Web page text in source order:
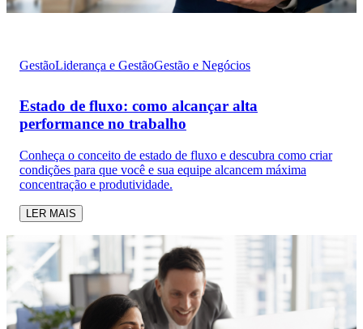
GestãoLiderança e GestãoGestão e Negócios
Estado de fluxo: como alcançar alta
performance no trabalho
Conheça o conceito de estado de fluxo e descubra como criar
condições para que você e sua equipe alcancem máxima
concentração e produtividade.
LER MAIS